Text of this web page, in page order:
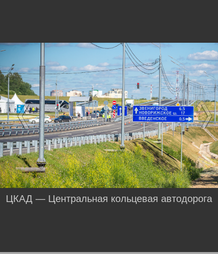
ЦКАД — Центральная кольцевая автодорога